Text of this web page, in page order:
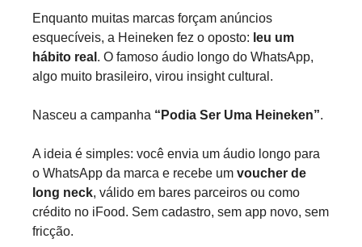
Enquanto muitas marcas forçam anúncios
esquecíveis, a Heineken fez o oposto: leu um
hábito real . O famoso áudio longo do WhatsApp,
algo muito brasileiro, virou insight cultural.
Nasceu a campanha “Podia Ser Uma Heineken”.
A ideia é simples: você envia um áudio longo para
o WhatsApp da marca e recebe um voucher de
long neck, válido em bares parceiros ou como
crédito no iFood. Sem cadastro, sem app novo, sem
fricção.